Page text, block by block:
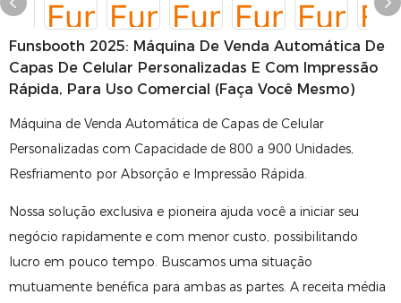
Funsbooth 2025: Máquina De Venda Automática De
Capas De Celular Personalizadas E Com Impressão
Rápida, Para Uso Comercial (Faça Você Mesmo)
Máquina de Venda Automática de Capas de Celular
Personalizadas com Capacidade de 800 a 900 Unidades,
Resfriamento por Absorção e Impressão Rápida.
Nossa solução exclusiva e pioneira ajuda você a iniciar seu
negócio rapidamente e com menor custo, possibilitando
lucro em pouco tempo. Buscamos uma situação
mutuamente benéfica para ambas as partes. A receita média